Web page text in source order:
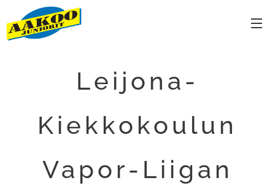
Leijona-
Kiekkokoulun
Vapor-Liigan